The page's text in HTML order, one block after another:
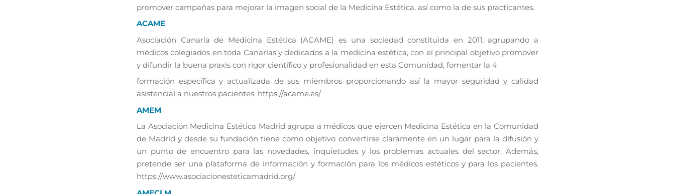
promover campañas para mejorar la imagen social de la Medicina Estética, así como la de sus practicantes.
ACAME
Asociación Canaria de Medicina Estética (ACAME) es una sociedad constituida en 2011, agrupando a
médicos colegiados en toda Canarias y dedicados a la medicina estética, con el principal objetivo promover
y difundir la buena praxis con rigor científico y profesionalidad en esta Comunidad, fomentar la 4
formación específica y actualizada de sus miembros proporcionando así la mayor seguridad y calidad
asistencial a nuestros pacientes. https://acame.es/
AMEM
La Asociación Medicina Estética Madrid agrupa a médicos que ejercen Medicina Estética en la Comunidad
de Madrid y desde su fundación tiene como objetivo convertirse claramente en un lugar para la difusión y
un punto de encuentro para las novedades, inquietudes y los problemas actuales del sector. Además,
pretende ser una plataforma de información y formación para los médicos estéticos y para los pacientes.
https://www.asociacionesteticamadrid.org/